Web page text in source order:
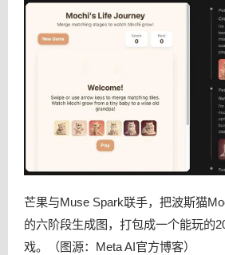
芒果与Muse Spark联手，把波斯猫
的六阶段生成图，打包成一个能玩的
戏。（图源：Meta AI官方博客）